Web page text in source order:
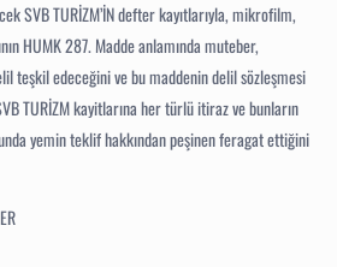
SVB TURİZM’İN defter kayıtlarıyla, mikrofilm,
HUMK 287. Madde anlamında muteber,
teşkil edeceğini ve bu maddenin delil sözleşmesi
TURİZM kayitlarına her türlü itiraz ve bunların
yemin teklif hakkından peşinen feragat ettiğini